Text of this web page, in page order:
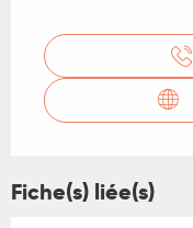
Fiche(s) liée(s)